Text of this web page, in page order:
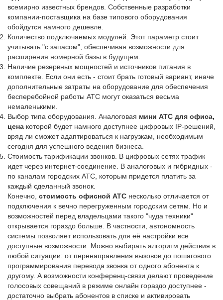
всемирно известных брендов. Собственные разработки
компании-поставщика на базе типового оборудования
обойдутся намного дешевле.
Количество подключаемых модулей. Этот параметр стоит
учитывать "с запасом", обеспечивая возможности для
расширения номерной базы в будущем.
Наличие резервных мощностей и источников питания в
комплекте. Если они есть - стоит брать готовый вариант, иначе
дополнительные затраты на оборудование для обеспечения
бесперебойной работы АТС могут оказаться весьма
немаленькими.
Выбор типа оборудования. Аналоговая мини АТС для офиса,
цена которой будет намного доступнее цифровых IP-решений,
вряд ли сможет адаптироваться к нагрузкам, необходимым
сегодня для успешного ведения бизнеса.
Стоимость тарификации звонков. В цифровых сетях трафик
идет через интернет-соединение. В аналоговых и гибридных -
по каналам городских АТС, которым придется платить за
каждый сделанный звонок.
Конечно, стоимость офисной АТС несколько отличается от
подключения к вечно перегруженным городским сетям. Но и
возможностей перед владельцами такого "чуда техники"
открывается гораздо больше. В частности, автономность
системы позволяет использовать для её настройки все
доступные возможности. Можно выбирать алгоритм действия в
любой ситуации: от перенаправления вызовов до пошагового
программирования перевода звонка от одного абонента к
другому. А возможности конференц-связи делают проведение
голосовых совещаний в режиме онлайн гораздо доступнее -
достаточно выбрать абонентов в списке и активировать